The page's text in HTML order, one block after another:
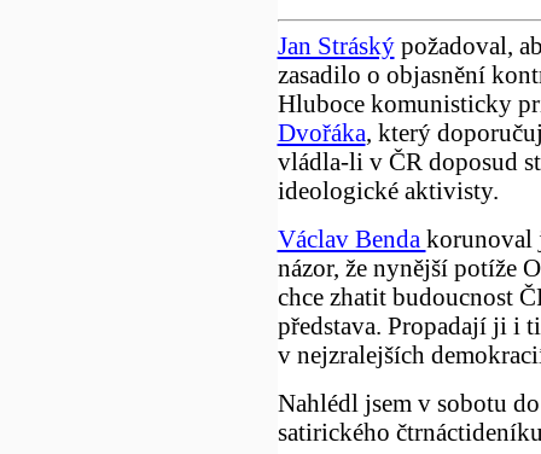
Jan Stráskýpožadoval,
zasadilo o objasnění
Hluboce komunisticky
Dvořáka, který
vládla-li v ČR doposud
ideologické aktivisty.
Václav Benda korunoval
názor, že nynější potíže
chce zhatit budoucnost
představa. Propadají ji i
v nejzralejších
Nahlédl jsem v sobotu
satirického